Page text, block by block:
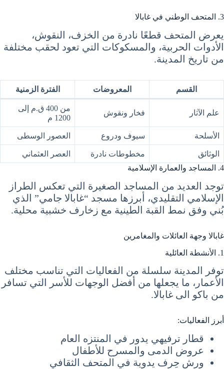
3. المتحف الوطني في غابالا
يعرض المتحف قطعًا نادرة من الخزف، النقوش،
الأدوات الحربية، والمسكوكات التي تعود لحقب مختلفة
من تاريخ المدينة.
القسم المعروضات الفترة الزمنية
علم الآثار فخار ونقوش
من 400 ق.م إلى
1200 م
الأسلحة سيوف ودروع العصور الوسطى
الوثائق مخطوطات نادرة
العصر العثماني
4. المساجد والعمارة الإسلامية
توجد العديد من المساجد الصغيرة التي تعكس الطراز
الإسلامي التقليدي، أبرزها مسجد “غابالا جامي” الذي
بُني وفق نمط القبة الطينية مع زخارف خشبية محلية.
غابالا وجهة العائلات والمغامرين
1. الأنشطة العائلية
توفر المدينة سلسلة من الفعاليات التي تناسب مختلف
الأعمار، ما يجعلها من أفضل الوجهات للأسر التي تسافر
من باكو الى غابالا.
أبرز الفعاليات:
قطار ترفيهي يدور في المنتزه العام
عروض الدمى والمسرح للأطفال
ورش حِرف يدوية في المتحف الثقافي